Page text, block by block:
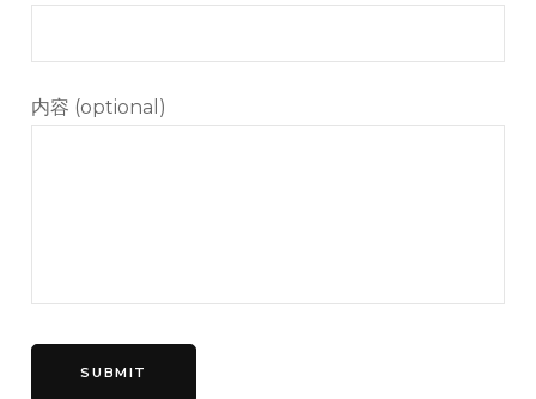
内容 (optional)